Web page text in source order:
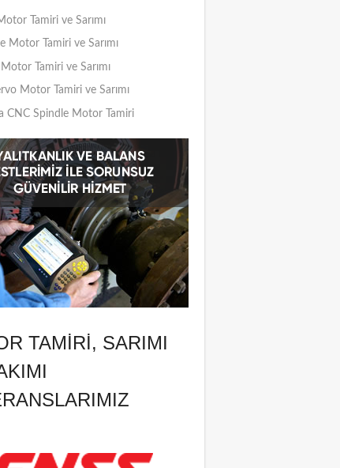
Tamiri ve Sarımı
Motor Tamiri ve Sarımı
Tamiri ve Sarımı
Motor Tamiri ve Sarımı
CNC Spindle Motor Tamiri
TAMIRI, SARIMI